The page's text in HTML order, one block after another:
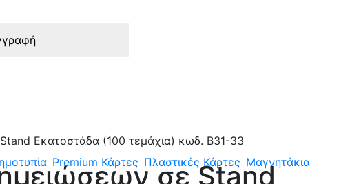
Premium Κάρτες Πλαστικές Κάρτες Μαγνητάκια
Εκατοστάδα (100 τεμάχια) κωδ. B31-33
σε Stand